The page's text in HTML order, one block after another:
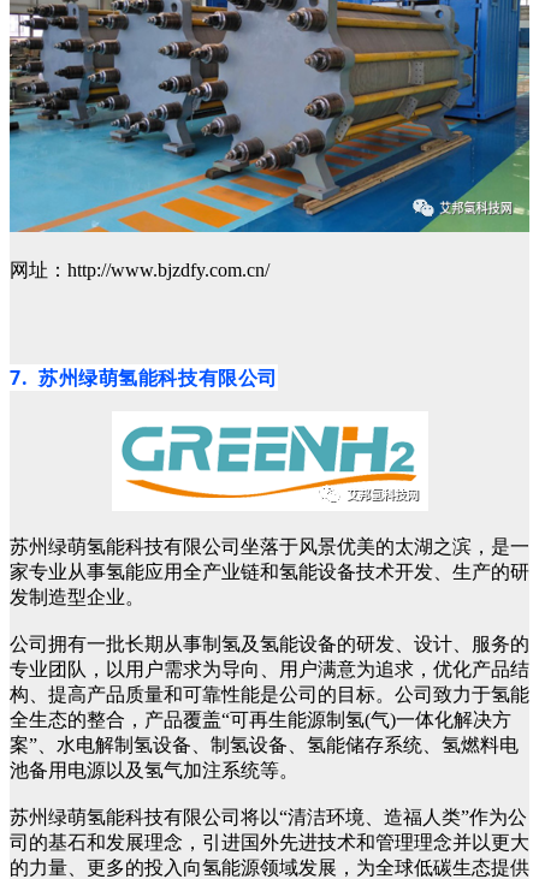
网址：http://www.bjzdfy.com.cn/
7. 苏州绿萌氢能科技有限公司
苏州绿萌氢能科技有限公司坐落于风景优美的太湖之滨，是一
家专业从事氢能应用全产业链和氢能设备技术开发、生产的研
发制造型企业。
公司拥有一批长期从事制氢及氢能设备的研发、设计、服务的
专业团队，以用户需求为导向、用户满意为追求，优化产品结
构、提高产品质量和可靠性能是公司的目标。公司致力于氢能
全生态的整合，产品覆盖“可再生能源制氢(气)一体化解决方
案”、水电解制氢设备、制氢设备、氢能储存系统、氢燃料电
池备用电源以及氢气加注系统等。
苏州绿萌氢能科技有限公司将以“清洁环境、造福人类”作为公
司的基石和发展理念，引进国外先进技术和管理理念并以更大
的力量、更多的投入向氢能源领域发展，为全球低碳生态提供